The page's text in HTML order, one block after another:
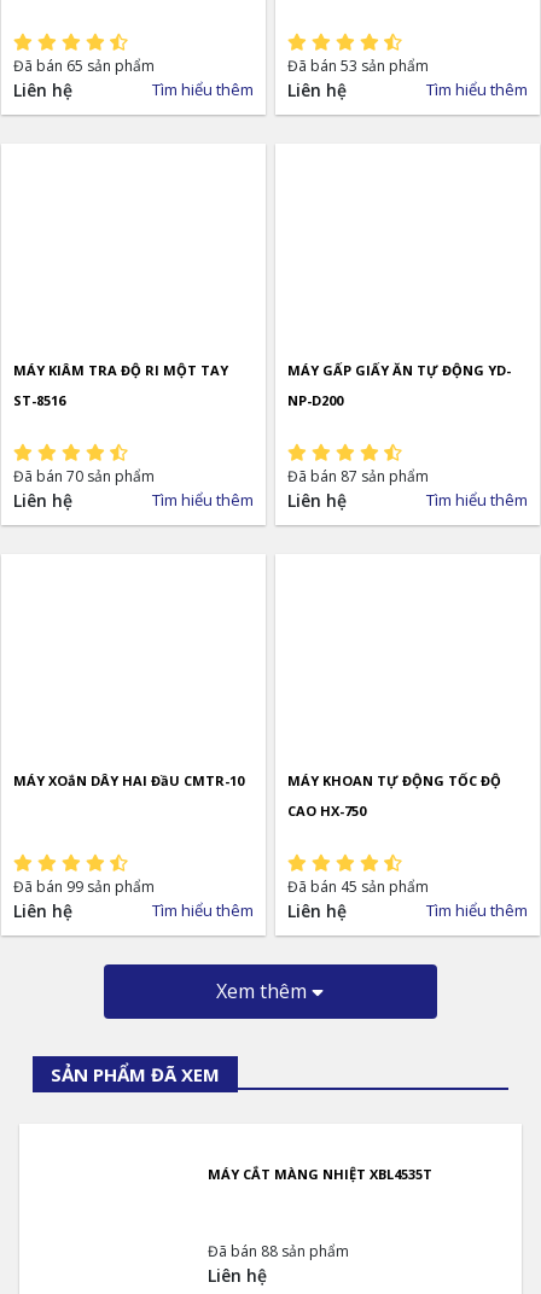
Đã bán 65 sản phẩm
Liên hệ Tìm hiểu thêm
Đã bán 53 sản phẩm
Liên hệ Tìm hiểu thêm
MÁY KIÂM TRA ĐỘ RI MỘT TAY
ST-8516
Đã bán 70 sản phẩm
Liên hệ Tìm hiểu thêm
MÁY GẤP GIẤY ĂN TỰ ĐỘNG YD-
NP-D200
Đã bán 87 sản phẩm
Liên hệ Tìm hiểu thêm
MÁY XOắN DÂY HAI ĐầU CMTR-10
Đã bán 99 sản phẩm
Liên hệ Tìm hiểu thêm
MÁY KHOAN TỰ ĐỘNG TỐC ĐỘ
CAO HX-750
Đã bán 45 sản phẩm
Liên hệ Tìm hiểu thêm
Xem thêm
SẢN PHẨM ĐÃ XEM
MÁY CẮT MÀNG NHIỆT XBL4535T
Đã bán 88 sản phẩm
Liên hệ